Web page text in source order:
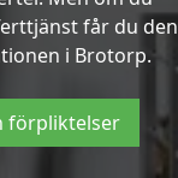
får du den
i Brotorp.
förpliktelser